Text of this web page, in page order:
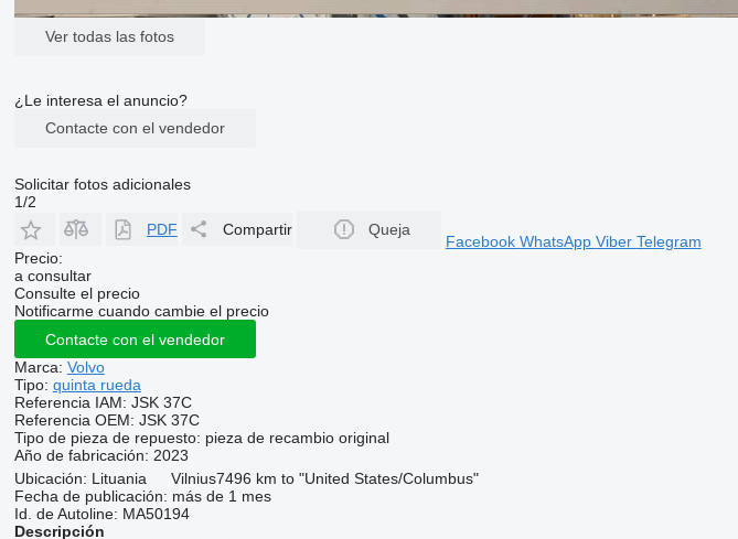
Ver todas las fotos
¿Le interesa el anuncio?
Contacte con el vendedor
Solicitar fotos adicionales
1/2
PDF
Compartir Queja
Facebook WhatsApp Viber Telegram
Precio:
a consultar
Consulte el precio
Notificarme cuando cambie el precio
Contacte con el vendedor
Marca: Volvo
Tipo: quinta rueda
Referencia IAM: JSK 37C
Referencia OEM: JSK 37C
Tipo de pieza de repuesto: pieza de recambio original
Año de fabricación: 2023
Ubicación: Lituania Vilnius7496 km to "United States/Columbus"
Fecha de publicación: más de 1 mes
Id. de Autoline: MA50194
Descripción